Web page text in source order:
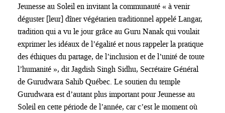
Jeunesse au Soleil en invitant la communauté « à venir
déguster [leur] dîner végétarien traditionnel appelé Langar,
tradition qui a vu le jour grâce au Guru Nanak qui voulait
exprimer les idéaux de l’égalité et nous rappeler la pratique
des éthiques du partage, de l’inclusion et de l’unité de toute
l’humanité », dit Jagdish Singh Sidhu, Secrétaire Général
de Gurudwara Sahib Québec. Le soutien du temple
Gurudwara est d’autant plus important pour Jeunesse au
Soleil en cette période de l’année, car c’est le moment où